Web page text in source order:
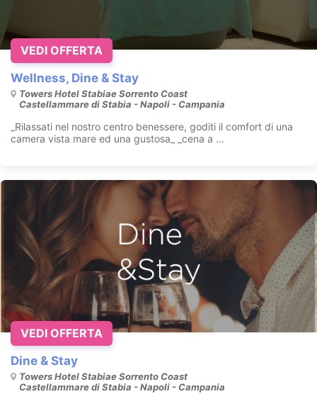
Wellness, Dine & Stay
Towers Hotel Stabiae Sorrento Coast
Castellammare di Stabia - Napoli - Campania
_Rilassati nel nostro centro benessere, goditi il comfort di una
camera vista mare ed una gustosa_ _cena a ...
VEDI OFFERTA
Dine & Stay
Towers Hotel Stabiae Sorrento Coast
Castellammare di Stabia - Napoli - Campania
VEDI OFFERTA